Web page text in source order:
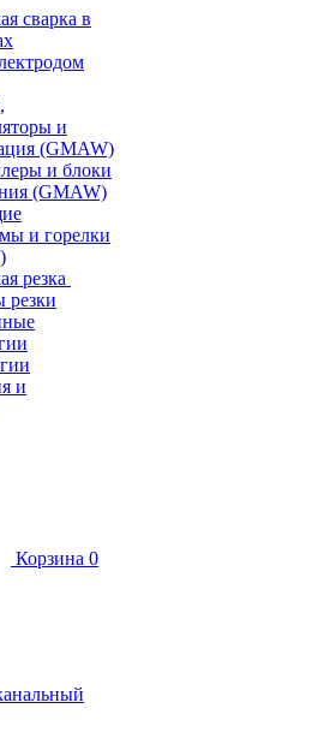
сварка в
и
(GMAW)
и блоки
(GMAW)
и горелки
резка
и
Корзина 0